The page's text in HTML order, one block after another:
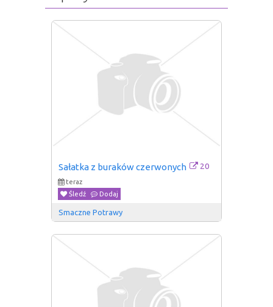
Sałatka z buraków czerwonych 20
teraz
Śledź
Dodaj
Smaczne Potrawy